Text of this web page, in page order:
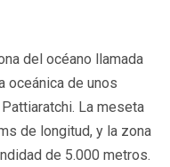
del océano llamada
oceánica de unos
La meseta
de longitud, y la zona
de 5.000 metros.